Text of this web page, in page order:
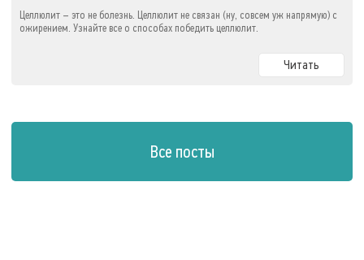
Целлюлит – это не болезнь. Целлюлит не связан (ну, совсем уж напрямую) с
ожирением. Узнайте все о способах победить целлюлит.
Читать
Все посты